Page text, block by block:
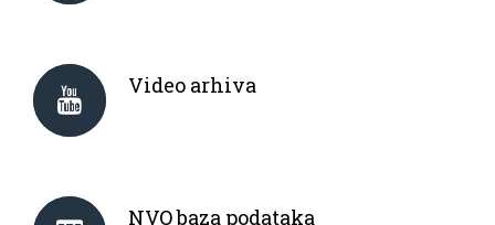
Video arhiva
NVO baza podataka